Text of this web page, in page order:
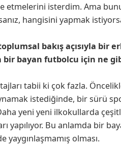
etmelerini isterdim. Ama
hangisini yapmak
bakış açısıyla bir
bir bayan futbolcu için ne
tabii ki çok fazla.
istediğinde, bir sürü
yeni yeni ilkokullarda
yapılıyor. Bu anlamda bir
yaygınlaşmamış olması.